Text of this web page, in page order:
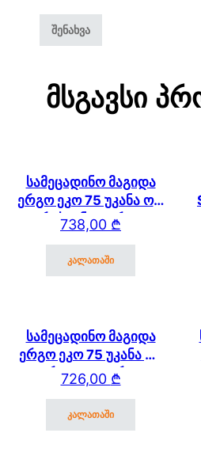
Მსგავსი
სამეცადინო მაგიდა
ერგო ეკო 75 უკანა ორ
იარუსიანი თაროთი
738,00 ₾
კალათაში
სამეცადინო მაგიდა
ერგო ეკო 75 უკანა და
გვერდითა თაროთი
726,00 ₾
კალათაში